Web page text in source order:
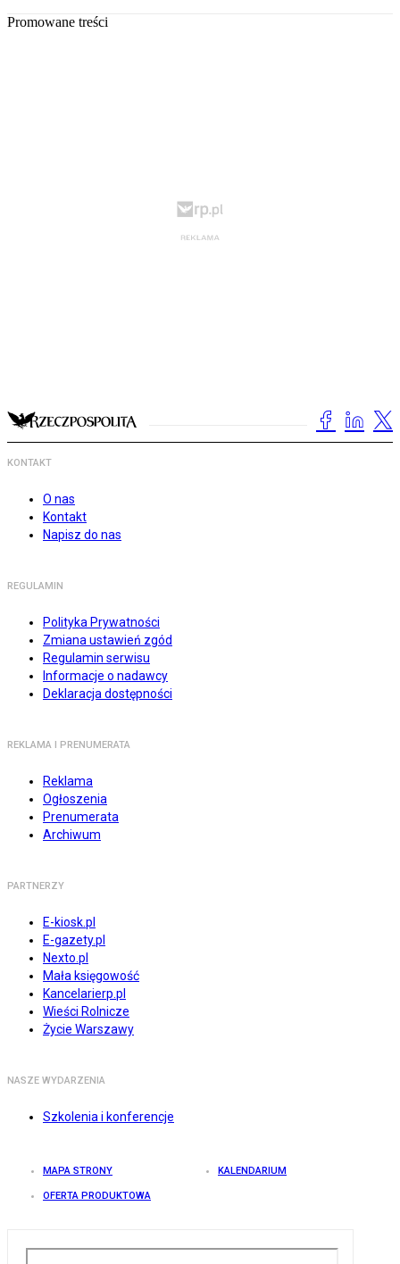
Promowane treści
KONTAKT
O nas
Kontakt
Napisz do nas
REGULAMIN
Polityka Prywatności
Zmiana ustawień zgód
Regulamin serwisu
Informacje o nadawcy
Deklaracja dostępności
REKLAMA I PRENUMERATA
Reklama
Ogłoszenia
Prenumerata
Archiwum
PARTNERZY
E-kiosk.pl
E-gazety.pl
Nexto.pl
Mała księgowość
Kancelarierp.pl
Wieści Rolnicze
Życie Warszawy
NASZE WYDARZENIA
Szkolenia i konferencje
MAPA STRONY KALENDARIUM
OFERTA PRODUKTOWA